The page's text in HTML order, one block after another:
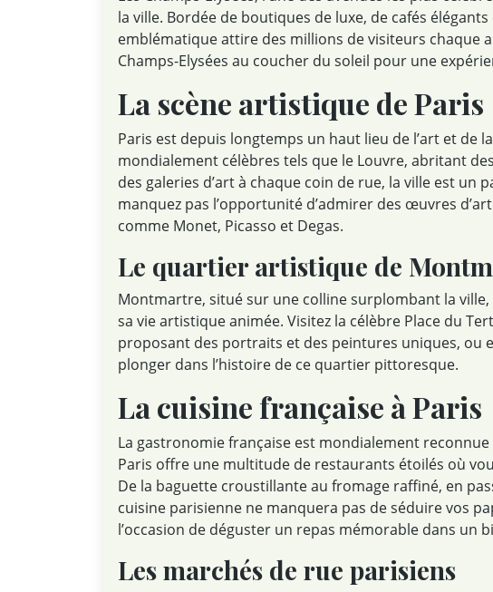
la ville. Bordée de boutiques de luxe, de cafés
emblématique attire des millions de visiteurs chaque
Champs-Elysées au coucher du soleil pour une
La scène artistique de Paris
Paris est depuis longtemps un haut lieu de l’art et de
mondialement célèbres tels que le Louvre, abritant
des galeries d’art à chaque coin de rue, la ville est un
manquez pas l’opportunité d’admirer des œuvres
comme Monet, Picasso et Degas.
Le quartier artistique de
Montmartre, situé sur une colline surplombant la
sa vie artistique animée. Visitez la célèbre Place du
proposant des portraits et des peintures uniques, ou
plonger dans l’histoire de ce quartier pittoresque.
La cuisine française à Paris
La gastronomie française est mondialement
Paris offre une multitude de restaurants étoilés où
De la baguette croustillante au fromage raffiné, en
cuisine parisienne ne manquera pas de séduire vos
l’occasion de déguster un repas mémorable dans un
Les marchés de rue parisiens